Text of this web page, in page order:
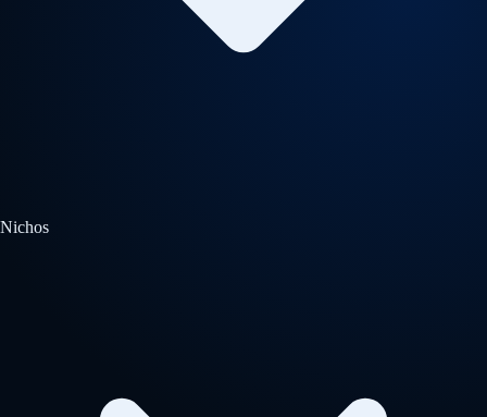
Nichos